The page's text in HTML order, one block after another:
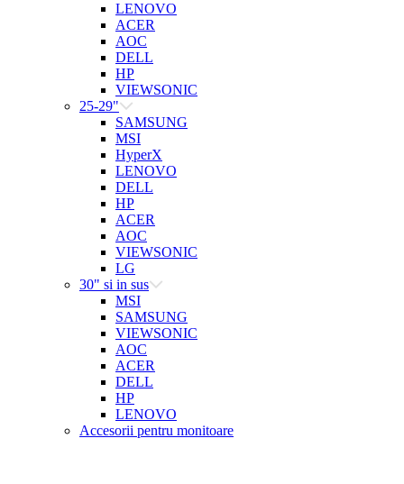
LENOVO
ACER
AOC
DELL
HP
VIEWSONIC
25-29"
SAMSUNG
MSI
HyperX
LENOVO
DELL
HP
ACER
AOC
VIEWSONIC
LG
30" si in sus
MSI
SAMSUNG
VIEWSONIC
AOC
ACER
DELL
HP
LENOVO
Accesorii pentru monitoare